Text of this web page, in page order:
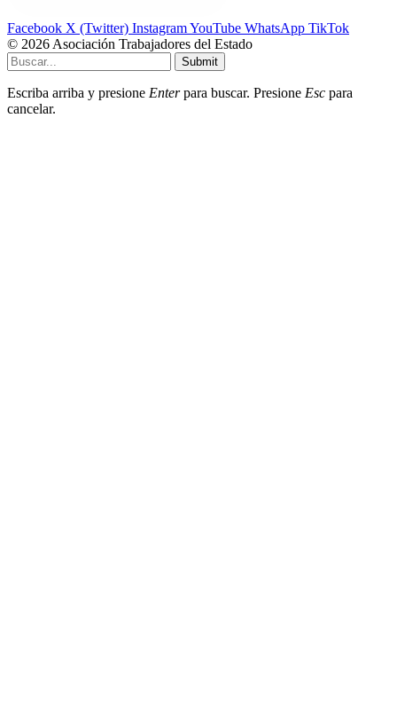
Facebook X (Twitter) InstagramYouTube WhatsApp TikTok
© 2026 Asociación Trabajadores del Estado
Submit
Escriba arriba y presione Enterpara buscar. Presione Esc para
cancelar.